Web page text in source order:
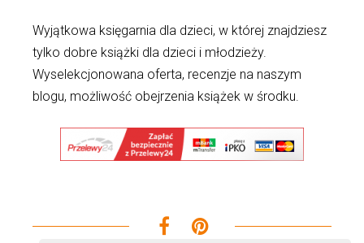
Wyjątkowa księgarnia dla dzieci, w której znajdziesz
tylko dobre książki dla dzieci i młodzieży.
Wyselekcjonowana oferta, recenzje na naszym
blogu, możliwość obejrzenia książek w środku.